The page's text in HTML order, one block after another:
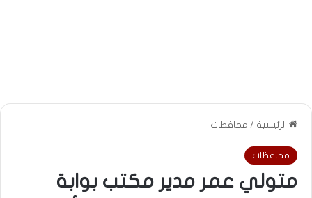
الرئيسية / محافظات
محافظات
متولي عمر مدير مكتب بوابة